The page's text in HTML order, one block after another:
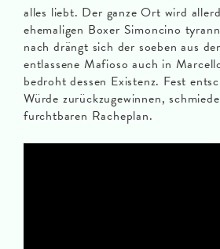
alles liebt. Der ganze Ort wird
ehemaligen Boxer Simoncino
nach drängt sich der soeben aus
entlassene Mafioso auch in
bedroht dessen Existenz. Fest
Würde zurückzugewinnen,
furchtbaren Racheplan.